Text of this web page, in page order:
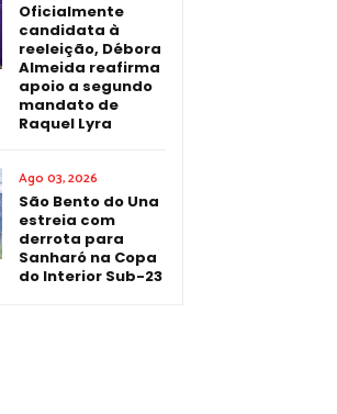
Oficialmente
candidata à
reeleição, Débora
Almeida reafirma
apoio a segundo
mandato de
Raquel Lyra
Ago 03, 2026
São Bento do Una
estreia com
derrota para
Sanharó na Copa
do Interior Sub-23